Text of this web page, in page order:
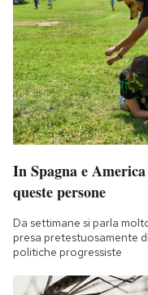
In Spagna e
queste persone
Da settimane si parla
presa pretestuosamente
politiche progressiste